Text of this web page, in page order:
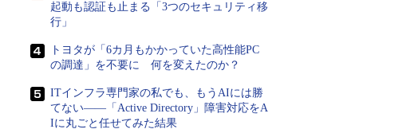
起動も認証も止まる「3つのセキュリティ移
行」
トヨタが「6カ月もかかっていた高性能PC
の調達」を不要に 何を変えたのか？
ITインフラ専門家の私でも、もうAIには勝
てない――「Active Directory」障害対応をA
Iに丸ごと任せてみた結果